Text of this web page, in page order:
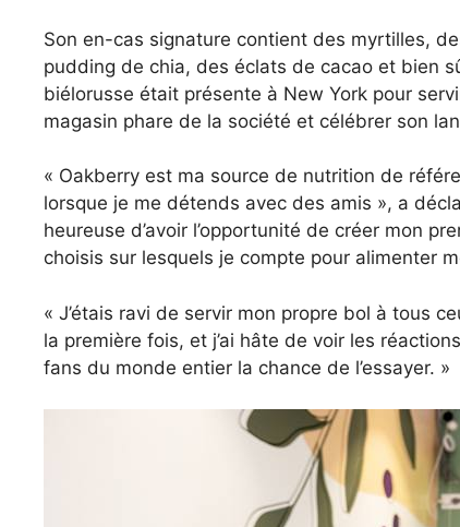
Son en-cas signature contient des myrtilles,
pudding de chia, des éclats de cacao et bien
biélorusse était présente à New York pour
magasin phare de la société et célébrer son
« Oakberry est ma source de nutrition de
lorsque je me détends avec des amis », a
heureuse d’avoir l’opportunité de créer mon
choisis sur lesquels je compte pour alimenter
« J’étais ravi de servir mon propre bol à tous
la première fois, et j’ai hâte de voir les
fans du monde entier la chance de l’essayer. »